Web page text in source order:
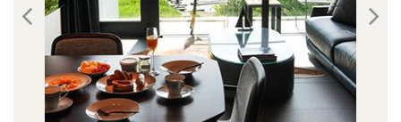
合作與代言
訂閱電子報